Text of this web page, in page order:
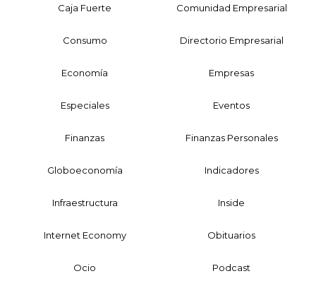
Caja Fuerte Comunidad Empresarial
Consumo Directorio Empresarial
Economía Empresas
Especiales Eventos
Finanzas Finanzas Personales
Globoeconomía Indicadores
Infraestructura Inside
Internet Economy Obituarios
Ocio Podcast